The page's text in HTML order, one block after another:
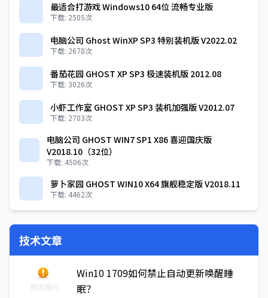
最适合打游戏 Windows10 64位 流畅专业版
下载: 2505次
电脑公司 Ghost WinXP SP3 特别装机版 V2022.02
下载: 2678次
番茄花园 GHOST XP SP3 极速装机版 2012.08
下载: 3026次
小虾工作室 GHOST XP SP3 装机加强版 V2012.07
下载: 2703次
电脑公司 GHOST WIN7 SP1 X86 喜迎国庆版
V2018.10（32位）
下载: 4506次
萝卜家园 GHOST WIN10 X64 旗舰稳定版 V2018.11
下载: 4462次
技术文章
Win10 1709如何禁止自动更新唤醒睡
眠？